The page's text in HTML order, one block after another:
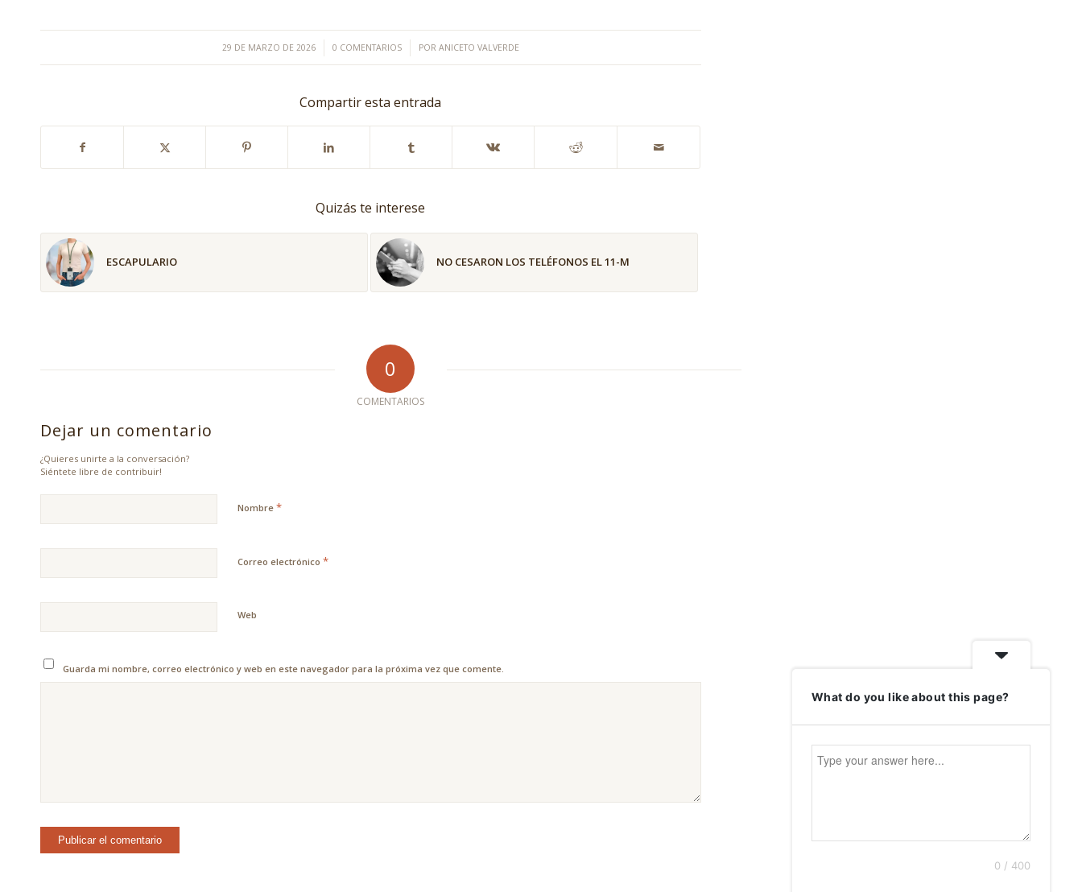
29 DE MARZO DE 2026
/ 0 COMENTARIOS
/ POR ANICETO VALVERDE
Compartir esta entrada
Quizás te interese
ESCAPULARIO NO CESARON LOS TELÉFONOS EL 11-M
0
COMENTARIOS
Dejar un comentario
¿Quieres unirte a la conversación?
Siéntete libre de contribuir!
Nombre *
Correo electrónico *
Web
Guarda mi nombre, correo electrónico y web en este navegador para la próxima vez que comente.
What do you like about this page?
0 / 400